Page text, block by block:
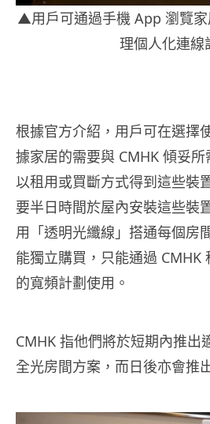
▲用戶可通過手機 App 瀏覽
理個人化連線
根據官方介紹，用戶可在選擇
據家居的需要與 CMHK 傾妥
以租用或買斷方式得到這些裝
要半日時間於屋內安裝這些裝
用「透明光纖線」搭通每個房
能獨立購買，只能通過 CMHK
的寬頻計劃使用。
CMHK 指他們將於短期內推出
全光房間方案，而日後亦會推